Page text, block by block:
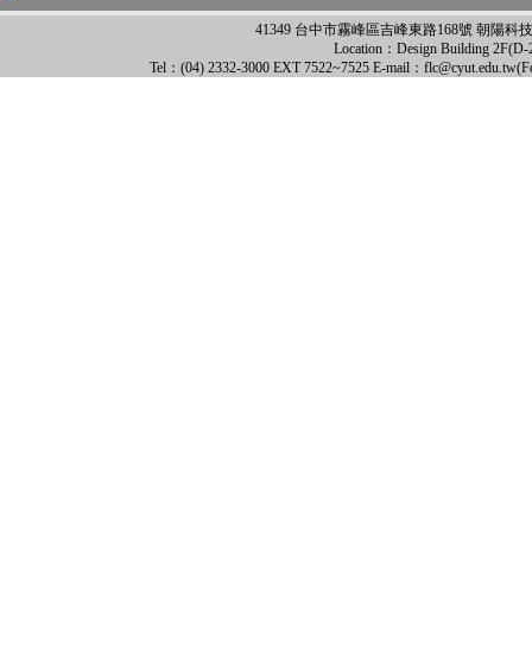
41349 台中市霧峰區吉峰東路168號 朝陽科技
Location：Design Building
Tel：(04) 2332-3000 EXT 7522~7525 E-mail： flc@cyut.edu.tw